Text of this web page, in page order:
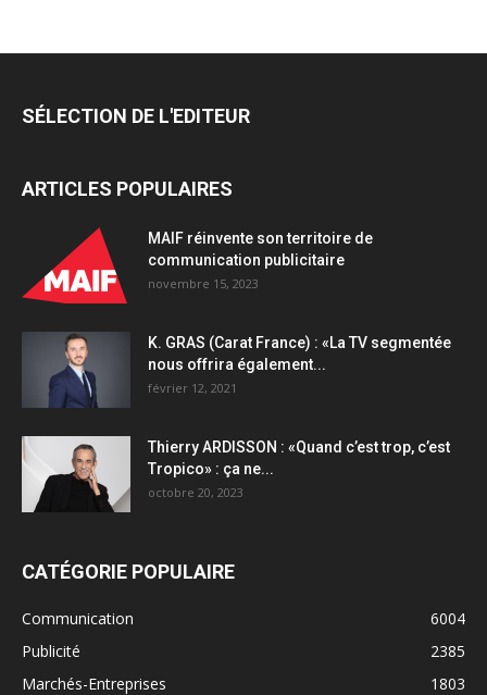
SÉLECTION DE L'EDITEUR
ARTICLES POPULAIRES
MAIF réinvente son territoire de
communication publicitaire
novembre 15, 2023
K. GRAS (Carat France) : «La TV segmentée
nous offrira également...
février 12, 2021
Thierry ARDISSON : «Quand c’est trop, c’est
Tropico» : ça ne...
octobre 20, 2023
CATÉGORIE POPULAIRE
Communication
6004
Publicité
2385
Marchés-Entreprises
1803